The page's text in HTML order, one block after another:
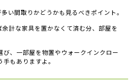
い間取りかどうかも見るべきポイント。
計な家具を置かなくて済む分、部屋を
び、一部屋を物置やウォークインクロー
もありますよ。